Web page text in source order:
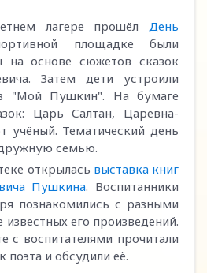
лагере прошёл День
площадке были
на основе сюжетов сказок
Затем дети устроили
"Мой Пушкин". На бумаге
Царь Салтан, Царевна-
учёный. Тематический день
семью.
открылась выставка книг
Пушкина. Воспитанники
познакомились с разными
его произведений.
с воспитателями прочитали
поэта и обсудили её.